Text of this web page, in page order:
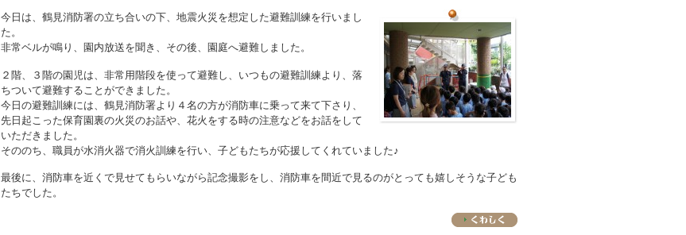
今日は、鶴見消防署の立ち合いの下、地震火災を想定した避難訓練を行いまし
た。
非常ベルが鳴り、園内放送を聞き、その後、園庭へ避難しました。
２階、３階の園児は、非常用階段を使って避難し、いつもの避難訓練より、落
ちついて避難することができました。
今日の避難訓練には、鶴見消防署より４名の方が消防車に乗って来て下さり、
先日起こった保育園裏の火災のお話や、花火をする時の注意などをお話をして
いただきました。
そののち、職員が水消火器で消火訓練を行い、子どもたちが応援してくれていました♪
最後に、消防車を近くで見せてもらいながら記念撮影をし、消防車を間近で見るのがとっても嬉しそうな子ども
たちでした。